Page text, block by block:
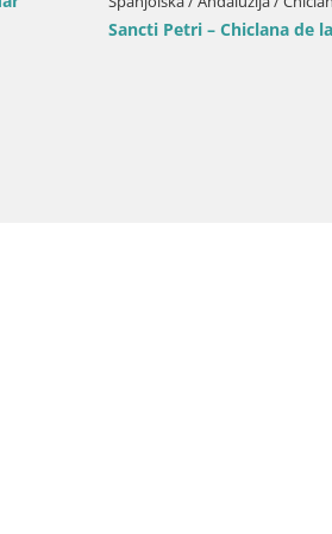
Sancti Petri – Chiclana de